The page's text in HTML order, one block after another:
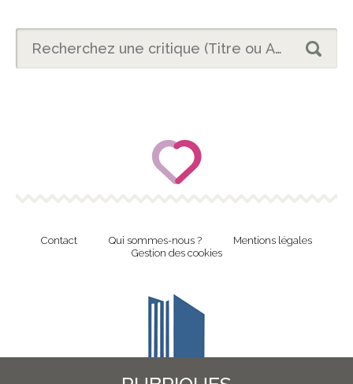
Contact Qui sommes-nous ?
Mentions légales
Gestion des cookies